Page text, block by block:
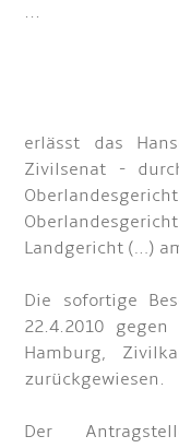
...
erlässt das
Zivilsenat -
Landgericht (…)
Die sofortige
22.4.2010
Hamburg,
zurückgewiesen.
Der